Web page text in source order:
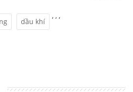
,
dầu khí
, ,